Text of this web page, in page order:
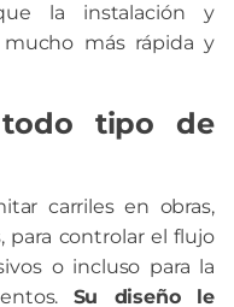
la instalación y
más rápida y
todo tipo de
carriles en obras,
para controlar el flujo
o incluso para la
Su diseño le